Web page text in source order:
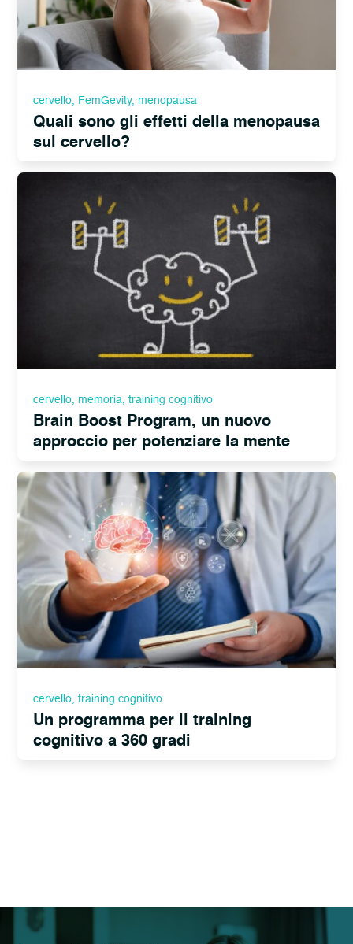
Quali sono gli effetti della menopausa
sul cervello?
cervello, FemGevity, menopausa
Brain Boost Program, un nuovo
approccio per potenziare la mente
cervello, memoria, training cognitivo
Un programma per il training
cognitivo a 360 gradi
cervello, training cognitivo